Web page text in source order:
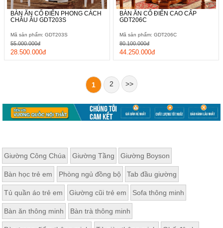
BÀN ĂN CỔ ĐIỂN PHONG CÁCH
CHÂU ÂU GDT203S
Mã sản phẩm: GDT203S
28.500.000đ
55.000.000đ
BÀN ĂN CỔ ĐIỂN CAO CẤP
GDT206C
Mã sản phẩm: GDT206C
44.250.000đ
80.100.000đ
1 2 >>
Giường Công Chúa Giường Tầng Giường Boyson
Bàn học trẻ em Phòng ngủ đồng bộ Tab đầu giường
Tủ quần áo trẻ em Giường cũi trẻ em Sofa thông minh
Bàn ăn thông minh Bàn trà thông minh